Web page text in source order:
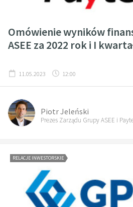
Omówienie wyników
ASEE za 2022 rok i I
11.05.2023 12:00
Piotr Jeleński
Prezes Zarządu Grupy ASEE i
RELACJE INWESTORSKIE